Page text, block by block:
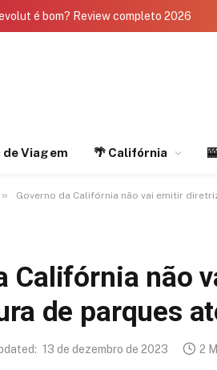
é bom? Review completo 2026
de Viagem 🌴 Califórnia
» Governo da Califórnia não vai emitir
Califórnia não
de parques
13 de dezembro de 2023 2